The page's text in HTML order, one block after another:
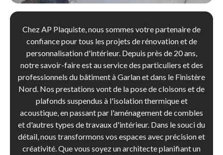
Chez AP Plaquiste, nous sommes votre partenaire de
confiance pour tous les projets de rénovation et de
personnalisation d'intérieur. Depuis près de 20 ans,
notre savoir-faire est au service des particuliers et des
professionnels du bâtiment à Garlan et dans le Finistère
Nord. Nos prestations vont de la pose de cloisons et de
plafonds suspendus à l'isolation thermique et
acoustique, en passant par l'aménagement de combles
et d'autres types de travaux d'intérieur. Dans le souci du
détail, nous transformons vos espaces avec précision et
créativité. Que vous soyez un architecte planifiant un